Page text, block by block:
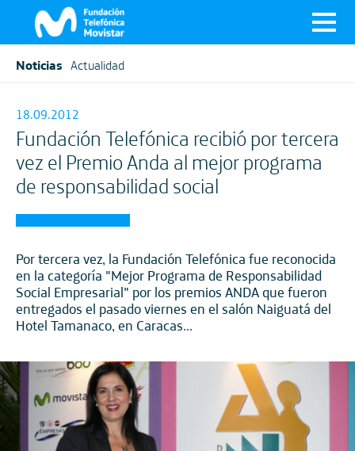
Noticias Actualidad
18.09.2012
Fundación Telefónica recibió por tercera
vez el Premio Anda al mejor programa
de responsabilidad social
Por tercera vez, la Fundación Telefónica fue reconocida
en la categoría "Mejor Programa de Responsabilidad
Social Empresarial" por los premios ANDA que fueron
entregados el pasado viernes en el salón Naiguatá del
Hotel Tamanaco, en Caracas...